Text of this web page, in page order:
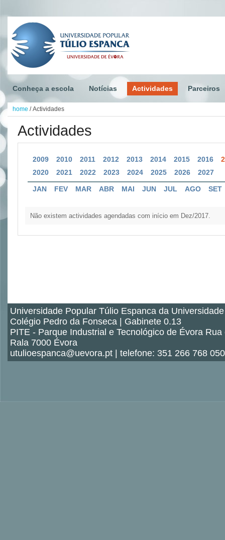
Conheça a escola Notícias Actividades Parceiros
home / Actividades
Actividades
2009 2010 2011 2012 2013 2014 2015 2016
2020
2021 2022 2023 2024 2025 2026 2027
JAN FEV MAR ABR MAI JUN JUL AGO SET
Não existem actividades agendadas com início em Dez/2017.
Universidade Popular Túlio Espanca da
Colégio Pedro da Fonseca | Gabinete 0.13
PITE - Parque Industrial e Tecnológico de Évora Rua
Rala 7000 Évora
utulioespanca@uevora.pt | telefone: 351 266 768 050